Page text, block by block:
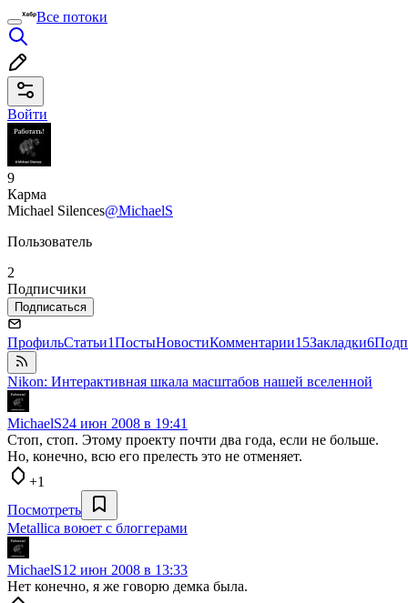
Все потоки
Войти
9
Карма
Michael Silences@MichaelS
Пользователь
2
Подписчики
Подписаться
ПрофильСтатьи1ПостыНовостиКомментарии15Закладки6
Nikon: Интерактивная шкала масштабов нашей вселенной
MichaelS24 июн 2008 в 19:41
Стоп, стоп. Этому проекту почти два года, если не больше.
Но, конечно, всю его прелесть это не отменяет.
+1
Посмотреть
Metallica воюет с блоггерами
MichaelS12 июн 2008 в 13:33
Нет конечно, я же говорю демка была.